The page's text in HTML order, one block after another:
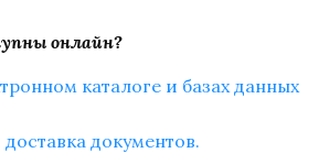
онлайн?
каталоге и базах данных
документов.